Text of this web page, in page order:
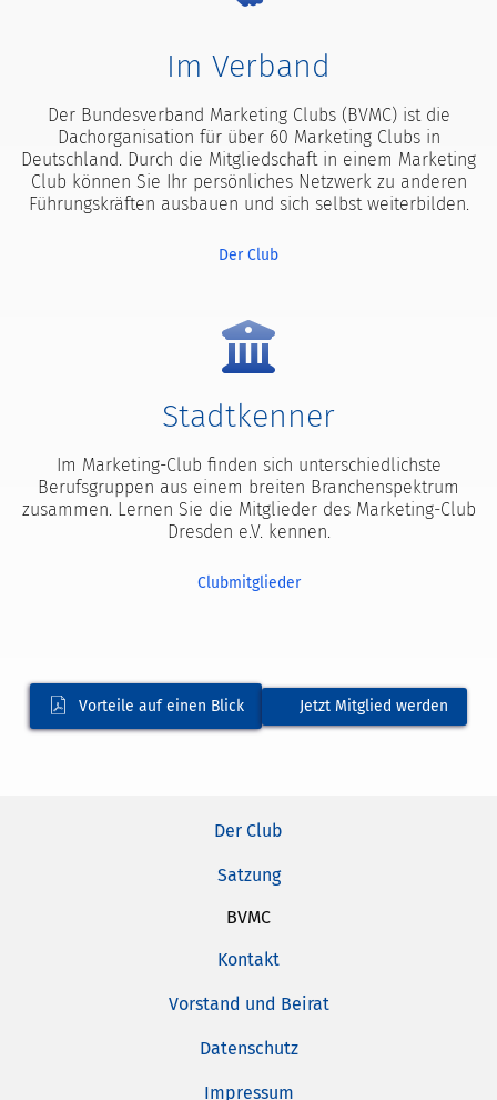
Im Verband
Der Bundesverband Marketing Clubs (BVMC) ist die
Dachorganisation für über 60 Marketing Clubs in
Deutschland. Durch die Mitgliedschaft in einem Marketing
Club können Sie Ihr persönliches Netzwerk zu anderen
Führungskräften ausbauen und sich selbst weiterbilden.
Der Club
Stadtkenner
Im Marketing-Club finden sich unterschiedlichste
Berufsgruppen aus einem breiten Branchenspektrum
zusammen. Lernen Sie die Mitglieder des Marketing-Club
Dresden e.V. kennen.
Clubmitglieder
Vorteile auf einen Blick Jetzt Mitglied werden
Der Club
Satzung
BVMC
Kontakt
Vorstand und Beirat
Datenschutz
Impressum